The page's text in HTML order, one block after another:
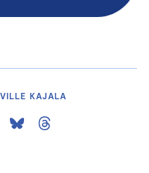
KAJALA